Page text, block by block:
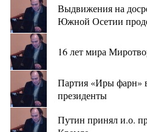
Выдвижения на
Южной Осетии
16 лет мира
Партия «Иры фарн»
президенты
Путин принял и.о.